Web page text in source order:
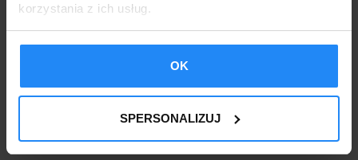
korzystania z ich usług.
OK
SPERSONALIZUJ
· Podpisanie umowy z agencją ochrony działającą
w okolicy, która w swojej ofercie ma np. grupę
interwencyjną, która przyjedzie niezwłocznie
po załączeniu sygnału alarmowego.
· Pozostawienie radia włączonego w garażu.